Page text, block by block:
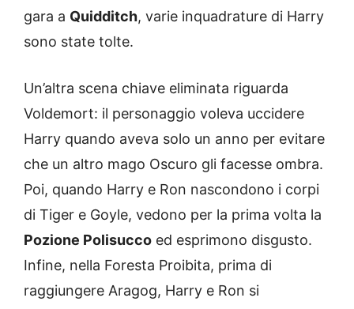
gara a Quidditch, varie inquadrature di Harry
sono state tolte.
Un’altra scena chiave eliminata riguarda
Voldemort: il personaggio voleva uccidere
Harry quando aveva solo un anno per evitare
che un altro mago Oscuro gli facesse ombra.
Poi, quando Harry e Ron nascondono i corpi
di Tiger e Goyle, vedono per la prima volta la
Pozione Polisucco ed esprimono disgusto.
Infine, nella Foresta Proibita, prima di
raggiungere Aragog, Harry e Ron si